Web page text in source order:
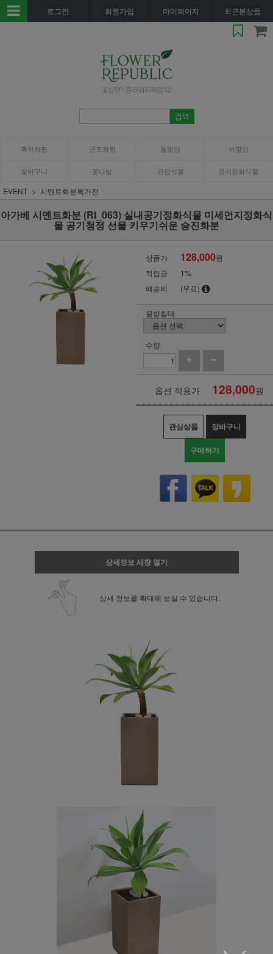
로그인 회원가입 마이페이지 최근본상품
축하화환 근조화환 동양란 서양란
꽃바구니 꽃다발 관엽식물 공기정화식물
EVENT 시멘트화분특가전
아가베 시멘트화분 (RI_063) 실내공기정화식물 미세먼지정화식
물 공기청정 선물 키우기쉬운 승진화분
상품가 128,000원
적립금
1%
배송비
(무료)
물받침대
수량
옵션 적용가 128,000원
관심상품 장바구니
구매하기
상세정보 새창 열기
상세 정보를 확대해 보실 수 있습니다.